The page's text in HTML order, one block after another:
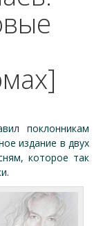
поклонникам
издание в двух
которое так